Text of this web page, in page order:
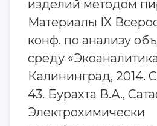
изделий методом
Материалы IX
конф. по анализу
среду
Калининград, 2014.
43. Бурахта В.А.,
Электрохимически